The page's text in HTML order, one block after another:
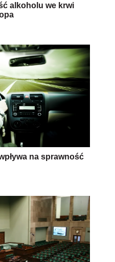
alkoholu we krwi
na sprawność